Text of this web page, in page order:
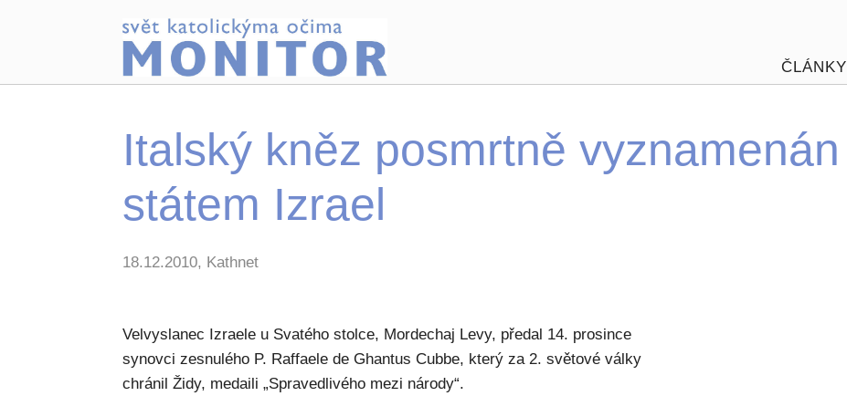
ČLÁNKY
Italský kněz posmrtně vyznamenán
státem Izrael
18.12.2010, Kathnet
Velvyslanec Izraele u Svatého stolce, Mordechaj Levy, předal 14. prosince
synovci zesnulého P. Raffaele de Ghantus Cubbe, který za 2. světové války
chránil Židy, medaili „Spravedlivého mezi národy“.